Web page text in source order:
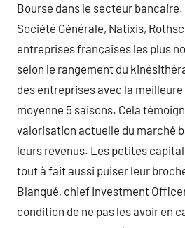
Bourse dans le secteur
Société Générale, Natixis,
entreprises françaises les plus
selon le rangement du
des entreprises avec la
moyenne 5 saisons. Cela
valorisation actuelle du marché
leurs revenus. Les petites
tout à fait aussi puiser leur
Blanqué, chief Investment
condition de ne pas les avoir en